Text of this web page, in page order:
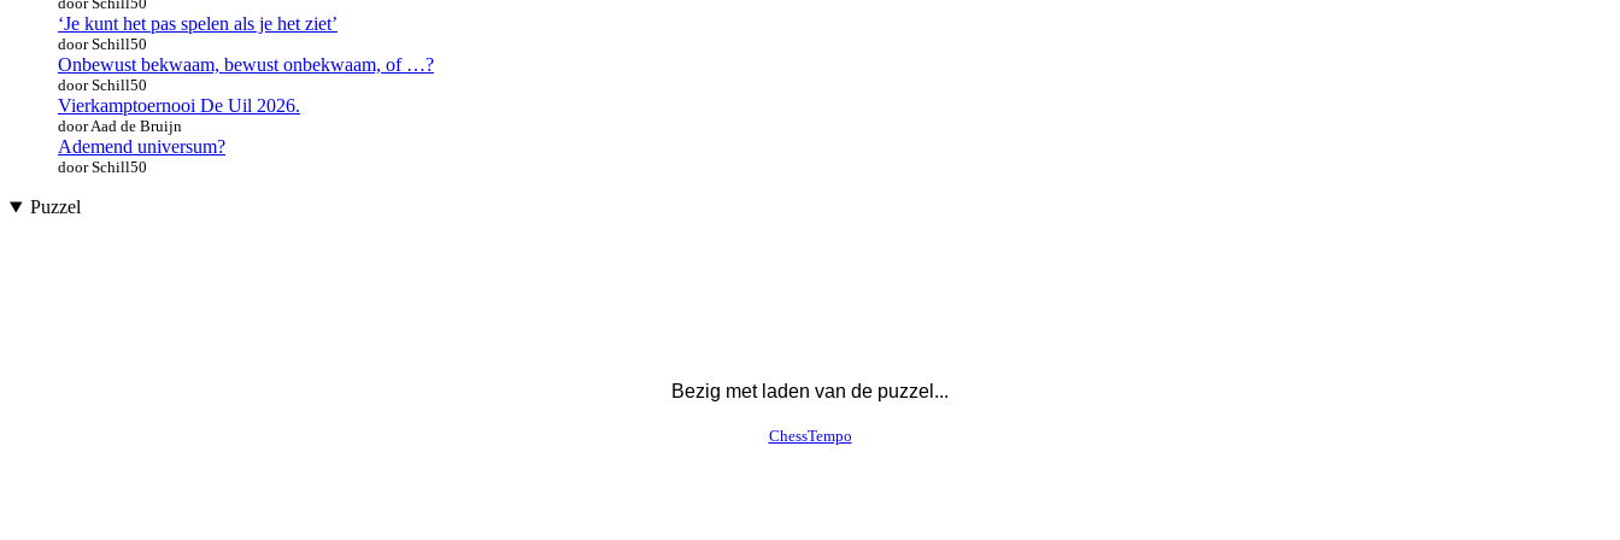
‘Je kunt het pas spelen als je het ziet’
door Schill50
Onbewust bekwaam, bewust onbekwaam, of …?
door Schill50
Vierkamptoernooi De Uil 2026.
door Aad de Bruijn
Ademend universum?
door Schill50
Puzzel